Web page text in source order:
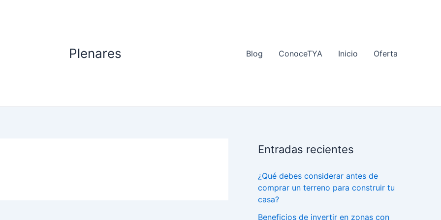
Plenares Blog ConoceTYA Inicio Oferta
Entradas recientes
¿Qué debes considerar antes de
comprar un terreno para construir tu
casa?
Beneficios de invertir en zonas con